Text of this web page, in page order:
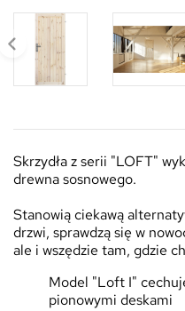
Skrzydła z serii "LOFT"
drewna sosnowego.
Stanowią ciekawą
drzwi, sprawdzą się w
ale i wszędzie tam, gdzie
Model "Loft I"
pionowymi deskami